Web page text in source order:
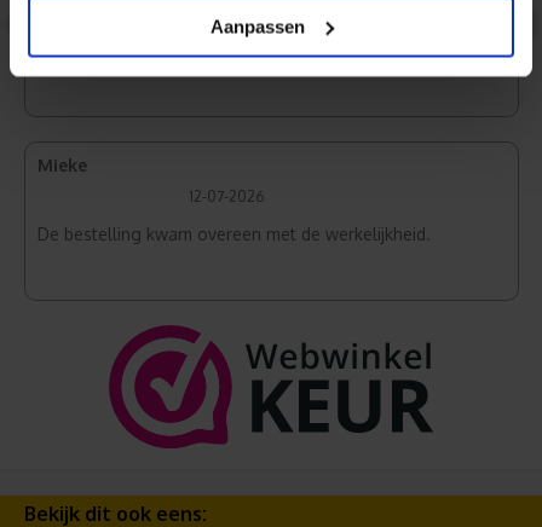
Aanpassen
Zeer goede kwaliteit en snelle levering.
Mieke
12-07-2026
De bestelling kwam overeen met de werkelijkheid.
Bekijk dit ook eens: